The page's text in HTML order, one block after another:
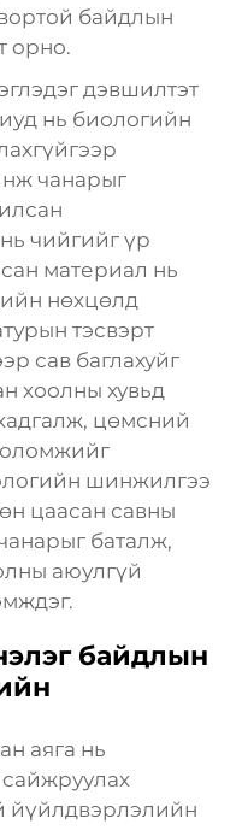
байдлын
орно.
дэвшилтэт
нь биологийн
чанарыг
чийгийг үр
материал нь
нөхцөлд
тэсвэрт
сав баглахуйг
хоолны хувьд
цөмсний
шинжилгээ
цаасан савны
баталж,
аюулгүй
байдлын
аяга нь
йүйлдвэрлэлийн